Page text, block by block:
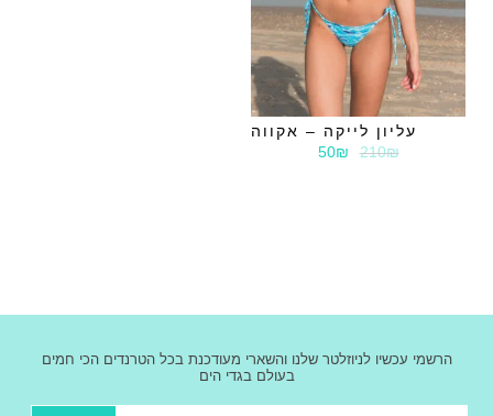
עליון לייקה – אקווה
210₪
50₪
הרשמי עכשיו לניוזלטר שלנו והשארי מעודכנת בכל הטרנדים הכי חמים
בעולם בגדי הים